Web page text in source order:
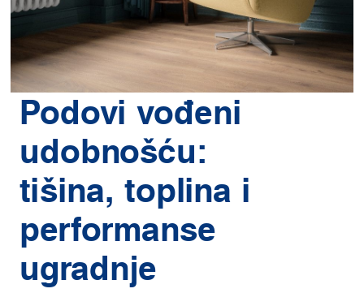
Podovi vođeni
udobnošću:
tišina, toplina i
performanse
ugradnje